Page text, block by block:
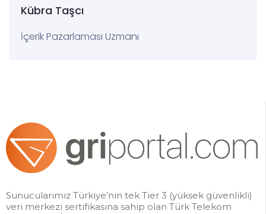
Kübra Taşcı
İçerik Pazarlaması Uzmanı
Sunucularımız Türkiye’nin tek Tier 3 (yüksek güvenlikli)
veri merkezi sertifikasına sahip olan Türk Telekom